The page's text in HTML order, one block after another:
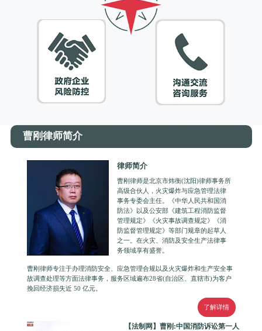
曹刚律师简介
律师简介
曹刚律师是北京市炜衡(沈阳)律师事务所
高级合伙人，火灾爆炸与应急管理法律
事务专委会主任。《中华人民共和国消
防法》以及公安部《建筑工程消防监督
管理规定》《火灾事故调查规定》《消
防监督管理规定》等部门规章的起草人
之一。在火灾、消防及安全生产法律事
务领域享有盛誉。
曹刚律师专注于办理消防安全、应急管理合规以及火灾爆炸和生产安全事
故调查处理等方面法律事务，服务区域遍布28省(自治区、直辖市)为客户
挽回经济损失近 50 亿元。
了解详情
【法制网】曹刚:中国消防诉讼第一人